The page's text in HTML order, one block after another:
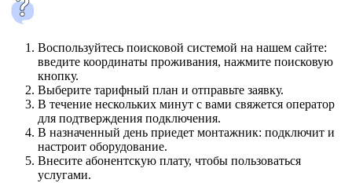
Воспользуйтесь поисковой системой на нашем сайте:
введите координаты проживания, нажмите поисковую
кнопку.
Выберите тарифный план и отправьте заявку.
В течение нескольких минут с вами свяжется оператор
для подтверждения подключения.
В назначенный день приедет монтажник: подключит и
настроит оборудование.
Внесите абонентскую плату, чтобы пользоваться
услугами.